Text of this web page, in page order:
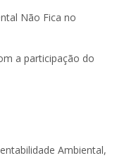
Não Fica no
a participação do
Ambiental,